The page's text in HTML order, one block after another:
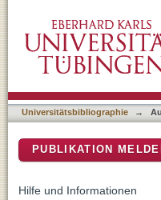
Universitätsbibliographie →
PUBLIKATION
Hilfe und Informationen